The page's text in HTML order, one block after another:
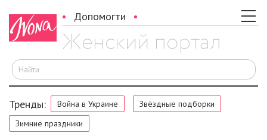
Допомогти
Тренды: Война в Украине
Звёздные подборки
Зимние праздники